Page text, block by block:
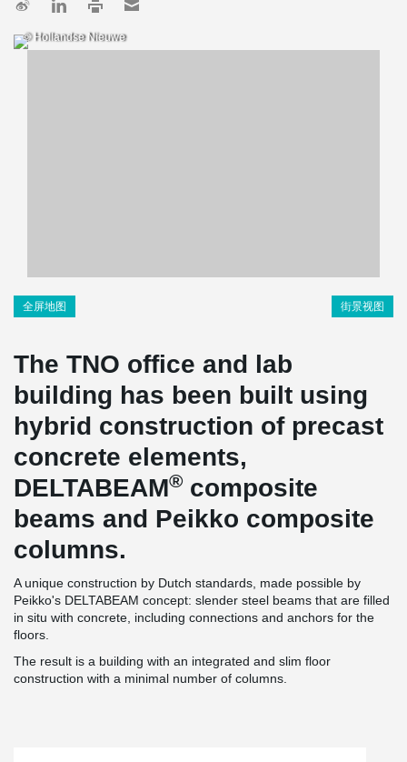
© Hollandse Nieuwe
全屏地图 街景视图
The TNO office and lab
building has been built using
hybrid construction of precast
concrete elements,
DELTABEAM® composite
beams and Peikko composite
columns.
A unique construction by Dutch standards, made possible by
Peikko's DELTABEAM concept: slender steel beams that are filled
in situ with concrete, including connections and anchors for the
floors.
The result is a building with an integrated and slim floor
construction with a minimal number of columns.